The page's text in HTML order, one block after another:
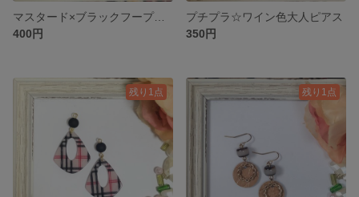
マスタード×ブラックフープのピアス
400円
プチプラ☆ワイン色大人ピアス
350円
残り1点 残り1点